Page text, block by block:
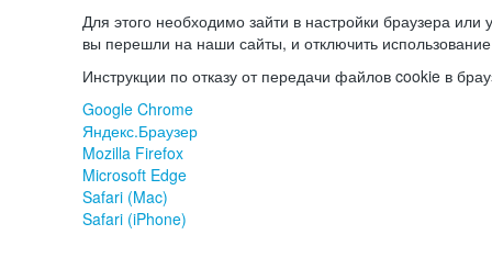
Для этого необходимо зайти в настройки браузера или
вы перешли на наши сайты, и отключить
Инструкции по отказу от передачи файлов cookie в
Google Chrome
Яндекс.Браузер
Mozilla Firefox
Microsoft Edge
Safari (Mac)
Safari (iPhone)